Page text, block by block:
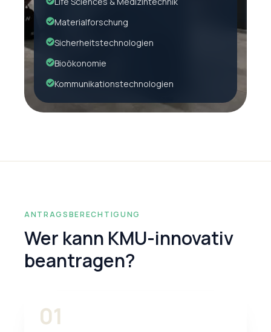
Materialforschung
Sicherheitstechnologien
Bioökonomie
Kommunikationstechnologien
ANTRAGSBERECHTIGUNG
Wer kann KMU-innovativ
beantragen?
01